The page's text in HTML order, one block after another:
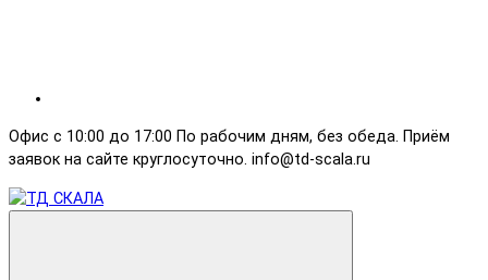
Офис с 10:00 до 17:00 По рабочим дням, без обеда. Приём
заявок на сайте круглосуточно. info@td-scala.ru